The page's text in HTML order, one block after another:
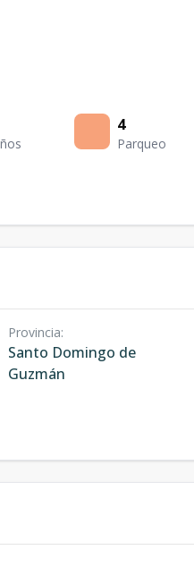
4
Parqueo
Provincia:
Santo Domingo de
Guzmán